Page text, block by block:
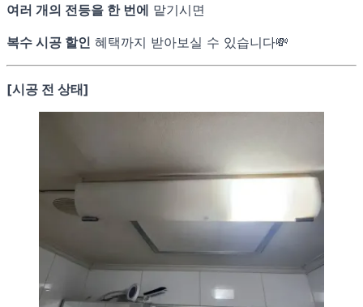
여러 개의 전등을 한 번에 맡기시면
복수 시공 할인 혜택까지 받아보실 수 있습니다💸
[시공 전 상태]